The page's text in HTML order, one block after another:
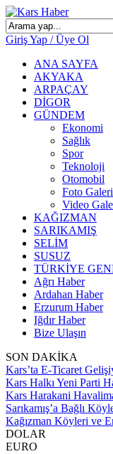
Giriş Yap / Üye Ol
ANA SAYFA
AKYAKA
ARPAÇAY
DİGOR
GÜNDEM
Ekonomi
Sağlık
Spor
Teknoloji
Otomobil
Foto Galeri
Video
KAĞIZMAN
SARIKAMIŞ
SELİM
SUSUZ
TÜRKİYE
Ağrı Haber
Ardahan Haber
Erzurum Haber
Iğdır Haber
Bize Ulaşın
SON DAKİKA
Kars’ta E-Ticaret
Kars Halkı Yeni Parti
Kars Harakani
Sarıkamış’a Bağlı
Kağızman Köyleri ve
DOLAR
EURO